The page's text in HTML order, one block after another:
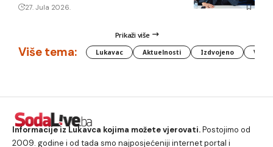
27. Jula 2026.
Prikaži više
Više tema: Lukavac Aktuelnosti Izdvojeno
Informacije iz Lukavca kojima možete vjerovati.Postojimo od
2009. godine i od tada smo najposjećeniji internet portal i